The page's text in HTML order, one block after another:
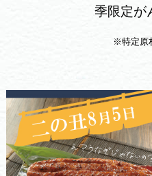
季限定が
※特定原